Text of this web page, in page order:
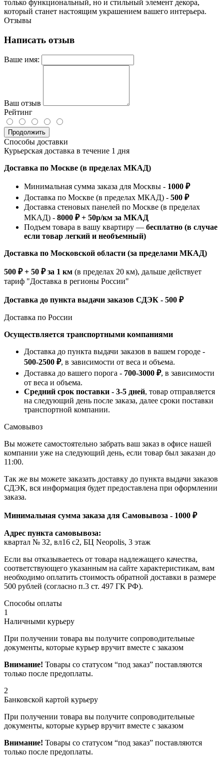
только функциональный, но и стильный элемент декора,
который станет настоящим украшением вашего интерьера.
Отзывы
Написать отзыв
Ваше имя:
Ваш отзыв
Рейтинг
Продолжить
Способы доставки
Курьерская доставка в течение 1 дня
Доставка по Москве (в пределах МКАД)
Минимальная сумма заказа для Москвы - 1000 ₽
Доставка по Москве (в пределах МКАД) - 500 ₽
Доставка стеновых панелей по Москве (в пределах
МКАД) - 8000 ₽ + 50р/км за МКАД
Подъем товара в вашу квартиру — бесплатно (в случае
если товар легкий и необъемный)
Доставка по Московской области (за пределами МКАД)
500 ₽ + 50 ₽ за 1 км (в пределах 20 км), дальше действует
тариф "Доставка в регионы России"
Доставка до пункта выдачи заказов СДЭК - 500 ₽
Доставка по России
Осуществляется транспортными компаниями
Доставка до пункта выдачи заказов в вашем городе -
500-2500 ₽, в зависимости от веса и объема.
Доставка до вашего порога - 700-3000 ₽, в зависимости
от веса и объема.
Средний срок поставки - 3-5 дней, товар отправляется
на следующий день после заказа, далее сроки поставки
транспортной компании.
Самовывоз
Вы можете самостоятельно забрать ваш заказ в офисе нашей
компании уже на следующий день, если товар был заказан до
11:00.
Так же вы можете заказать доставку до пункта выдачи заказов
СДЭК, вся информация будет предоставлена при оформлении
заказа.
Минимальная сумма заказа для Самовывоза - 1000 ₽
Адрес пункта самовывоза:
квартал № 32, вл16 с2, БЦ Neopolis, 3 этаж
Если вы отказываетесь от товара надлежащего качества,
соответствующего указанным на сайте характеристикам, вам
необходимо оплатить стоимость обратной доставки в размере
500 рублей (согласно п.3 ст. 497 ГК РФ).
Способы оплаты
1
Наличными курьеру
При получении товара вы получите сопроводительные
документы, которые курьер вручит вместе с заказом
Внимание! Товары со статусом “под заказ” поставляются
только после предоплаты.
2
Банковской картой курьеру
При получении товара вы получите сопроводительные
документы, которые курьер вручит вместе с заказом
Внимание! Товары со статусом “под заказ” поставляются
только после предоплаты.